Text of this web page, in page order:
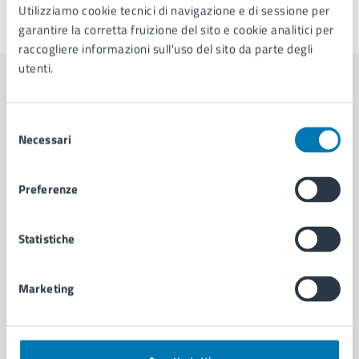
Utilizziamo cookie tecnici di navigazione e di sessione per
garantire la corretta fruizione del sito e cookie analitici per
raccogliere informazioni sull'uso del sito da parte degli
utenti.
delNecessari
Preferenze
Statistiche
Marketing
Ultimo aggiornamento:22/03/2026, 12:39